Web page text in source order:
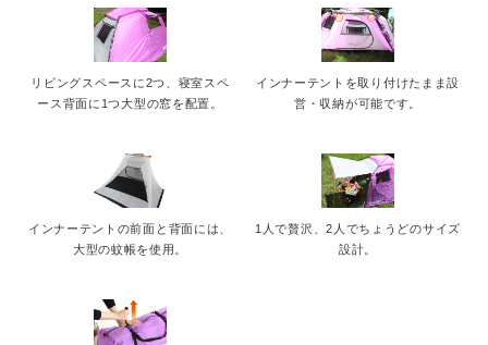
リビングスペースに2つ、寝室スペ
ース背面に1つ大型の窓を配置。
インナーテントを取り付けたまま設
営・収納が可能です。
インナーテントの前面と背面には、
大型の蚊帳を使用。
1人で贅沢、2人でちょうどのサイズ
設計。